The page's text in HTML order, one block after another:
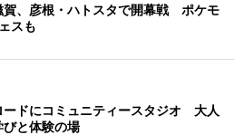
賀、彦根・ハトスタで開幕戦 ポケモ
スも
ードにコミュニティースタジオ 大人
びと体験の場